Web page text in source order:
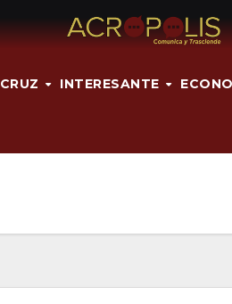
INTERESANTE